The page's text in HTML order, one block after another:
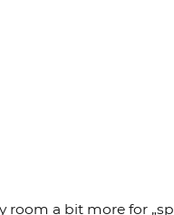
room a bit more for